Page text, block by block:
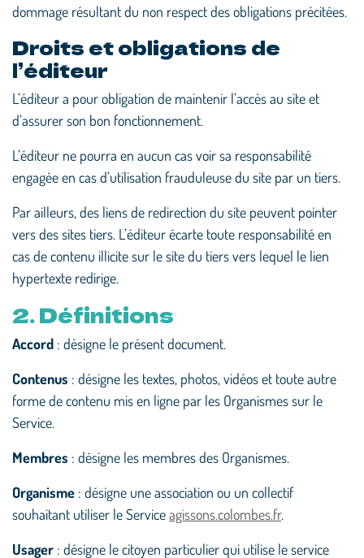
dommage résultant du non respect des obligations précitées.
Droits et obligations de
l’éditeur
L’éditeur a pour obligation de maintenir l’accès au site et
d’assurer son bon fonctionnement.
L’éditeur ne pourra en aucun cas voir sa responsabilité
engagée en cas d’utilisation frauduleuse du site par un tiers.
Par ailleurs, des liens de redirection du site peuvent pointer
vers des sites tiers. L’éditeur écarte toute responsabilité en
cas de contenu illicite sur le site du tiers vers lequel le lien
hypertexte redirige.
2. Définitions
Accord : désigne le présent document.
Contenus : désigne les textes, photos, vidéos et toute autre
forme de contenu mis en ligne par les Organismes sur le
Service.
Membres : désigne les membres des Organismes.
Organisme : désigne une association ou un collectif
souhaitant utiliser le Serviceagissons.colombes.fr.
Usager : désigne le citoyen particulier qui utilise le service